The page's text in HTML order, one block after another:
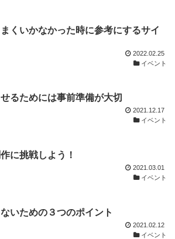
くいかなかった時に参考にするサイ
2022.02.25
イベント
るためには事前準備が大切
2021.12.17
イベント
に挑戦しよう！
2021.03.01
イベント
いための３つのポイント
2021.02.12
イベント